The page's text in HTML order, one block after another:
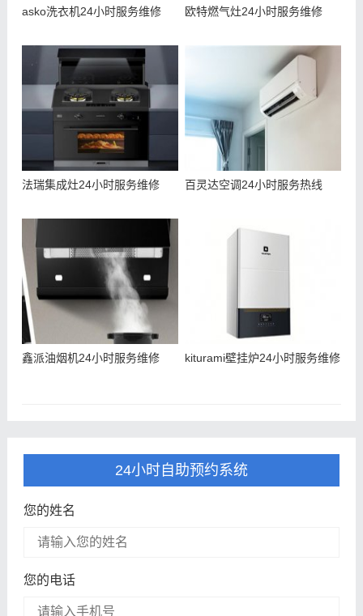
asko洗衣机24小时服务维修 欧特燃气灶24小时服务维修
法瑞集成灶24小时服务维修 百灵达空调24小时服务热线
鑫派油烟机24小时服务维修 kiturami壁挂炉24小时服务维修
24小时自助预约系统
您的姓名
您的电话